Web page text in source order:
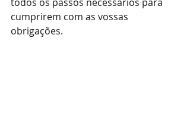
cumprirem com as vossas
obrigações.